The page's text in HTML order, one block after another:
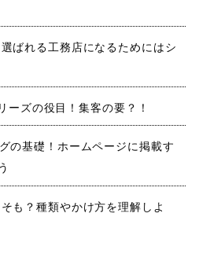
ばれる工務店になるためにはシ
ズの役目！集客の要？！
の基礎！ホームページに掲載す
も？種類やかけ方を理解しよ